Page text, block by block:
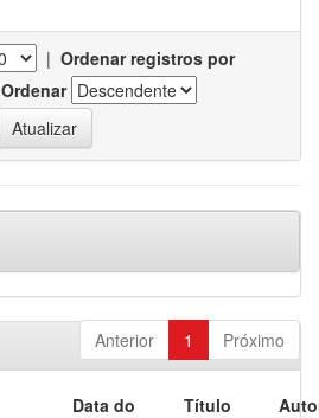
| Ordenar registros por
Ordenar
Anterior 1 Próximo
Data do
Título